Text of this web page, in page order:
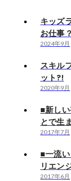
キッズ
お仕事？
2024年9月
スキル
ット?!
2020年9月
■新し
とで生
2017年7月
■一流
リエン
2017年6月